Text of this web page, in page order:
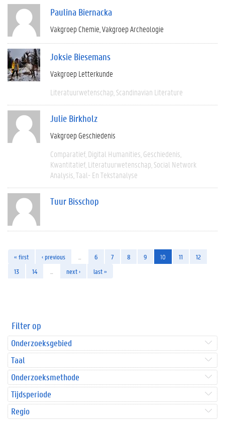
Paulina Biernacka
Vakgroep Chemie Vakgroep Archeologie
Joksie Biesemans
Vakgroep Letterkunde
Literatuurwetenschap Scandinavian Literature
Julie Birkholz
Vakgroep Geschiedenis
Comparatief Digital Humanities Geschiedenis
Kwantitatief Literatuurwetenschap Social Network
Analysis Taal- En Tekstanalyse
Tuur Bisschop
« first ‹ previous 6 7 8 9 10 11
12
13
14 next › last »
Filter op
Onderzoeksgebied
Taal
Onderzoeksmethode
Tijdsperiode
Regio